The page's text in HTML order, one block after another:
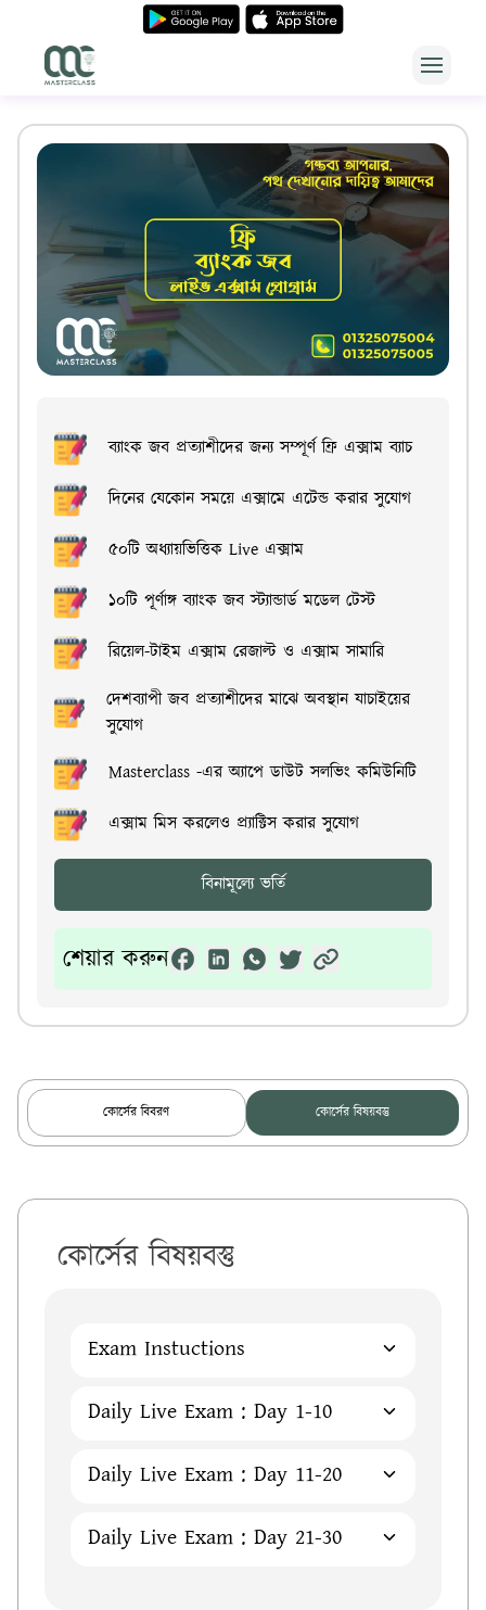
Open
কোর্সের বিবরণ কোর্সের বিষয়বস্তু
কোর্সের বিষয়বস্তু
Exam Instuctions
Daily Live Exam : Day 1-10
Daily Live Exam : Day 11-20
Daily Live Exam : Day 21-30
ব্যাংক জব প্রত্যাশীদের জন্য সম্পূর্ণ ফ্রি এক্সাম ব্যাচ
দিনের যেকোন সময়ে এক্সামে এটেন্ড করার সুযোগ
৫০টি অধ্যায়ভিত্তিক Live এক্সাম
১০টি পূর্ণাঙ্গ ব্যাংক জব স্ট্যান্ডার্ড মডেল টেস্ট
রিয়েল-টাইম এক্সাম রেজাল্ট ও এক্সাম সামারি
দেশব্যাপী জব প্রত্যাশীদের মাঝে অবস্থান যাচাইয়ের
সুযোগ
Masterclass -এর অ্যাপে ডাউট সলভিং কমিউনিটি
এক্সাম মিস করলেও প্র্যাক্টিস করার সুযোগ
বিনামূল্যে ভর্তি
শেয়ার করুন